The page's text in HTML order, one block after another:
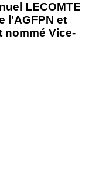
LECOMTE
l’AGFPN et
nommé Vice-